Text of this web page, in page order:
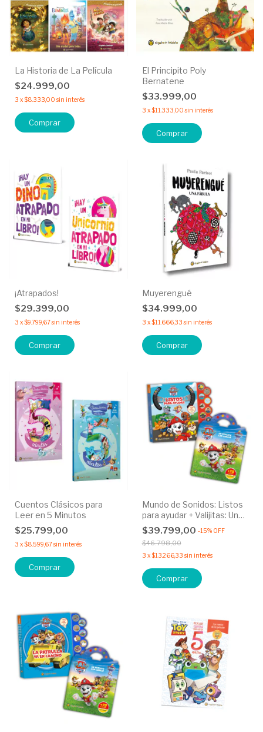
La Historia de La Película
$24.999,00
3 x$8.333,00 sin interés
Comprar
El Principito Poly
Bernatene
$33.999,00
3 x$11.333,00 sin interés
¡Atrapados!
$29.399,00
3 x$9.799,67sin interés
Comprar
Muyerengué
$34.999,00
3 x$11.666,33 sin interés
Cuentos Clásicos para
Leer en 5 Minutos
$25.799,00
3 x$8.599,67sin interés
Comprar
Mundo de Sonidos: Listos
para ayudar + Valijitas: Un
Rescate con Coraje
$39.799,00 -15% OFF
$46.798,00
3 x$13.266,33 sin interés